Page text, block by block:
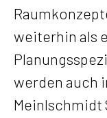
weiterhin als
werden auch
Meinlschmidt